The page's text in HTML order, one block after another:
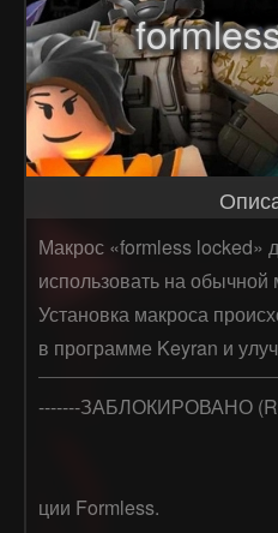
Макрос «formless locked»
использовать на
Установка макроса
в программе Keyran и
-------ЗАБЛОКИРОВАНО
ции Formless.